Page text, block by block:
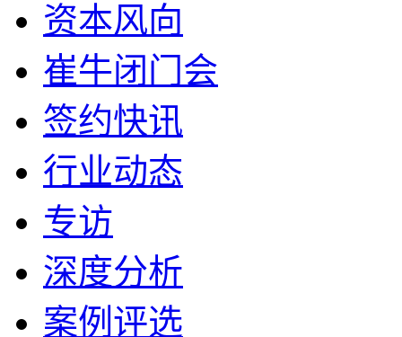
资本风向
崔牛闭门会
签约快讯
行业动态
专访
深度分析
案例评选